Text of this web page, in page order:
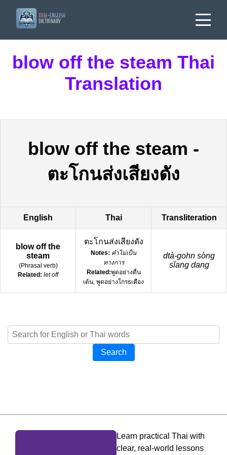
blow off the steam Thai
Translation
blow off the steam -
ตะโกนส่งเสียงดัง
English Thai Transliteration
blow off the
steam
(Phrasal verb)
Related: let off
ตะโกนส่งเสียงดัง
Notes: คำไม่เป็น
ทางการ
Related:พูดอย่างตื่น
เต้น, พูดอย่างโกรธเคือง
dtà-gohn sòng
sǐang dang
Search
Learn practical Thai with
clear, real-world lessons